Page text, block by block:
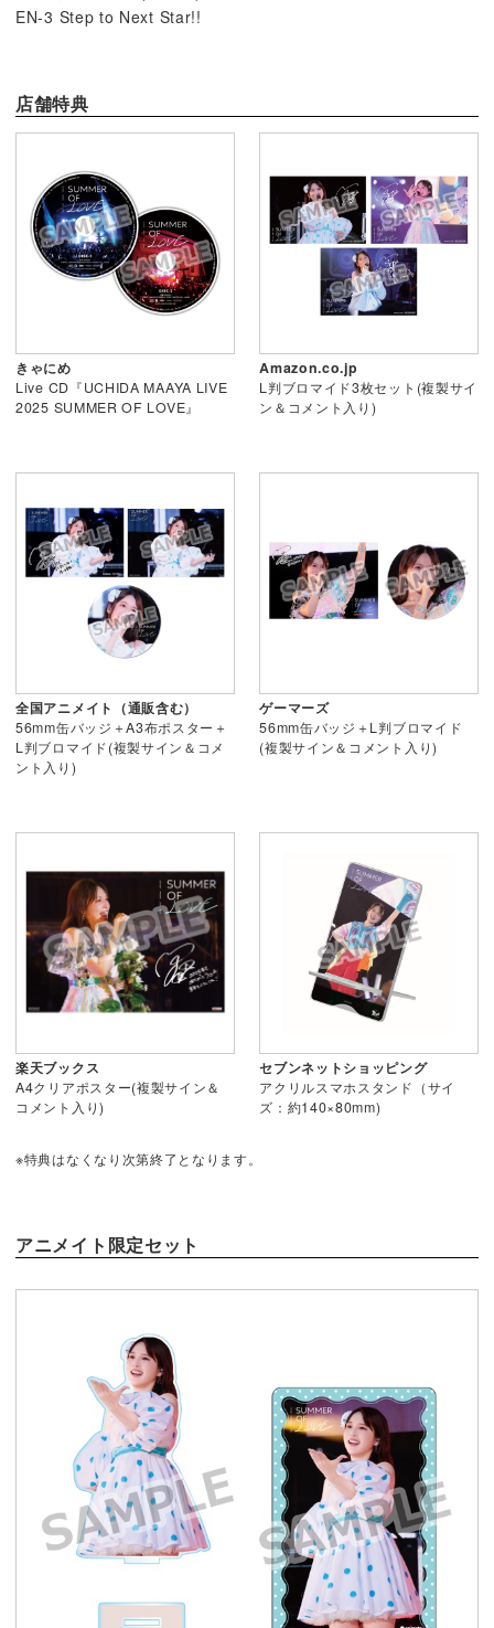
EN-3 Step to Next Star!!
店舗特典
きゃにめ
Live CD『UCHIDA MAAYA LIVE
2025 SUMMER OF LOVE』
Amazon.co.jp
L判ブロマイド3枚セット(複製サイ
ン＆コメント入り)
全国アニメイト（通販含む）
56mm缶バッジ＋A3布ポスター＋
L判ブロマイド(複製サイン＆コメ
ント入り)
ゲーマーズ
56mm缶バッジ＋L判ブロマイド
(複製サイン＆コメント入り)
楽天ブックス
A4クリアポスター(複製サイン＆
コメント入り)
セブンネットショッピング
アクリルスマホスタンド（サイ
ズ：約140×80mm)
※特典はなくなり次第終了となります。
アニメイト限定セット